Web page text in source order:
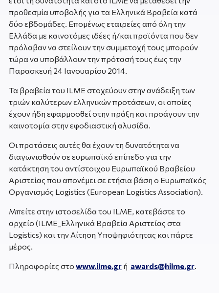
προθεσμία υποβολής για τα Ελληνικά Βραβεία κατά
δύο εβδομάδες. Επομένως εταιρείες από όλη την
Ελλάδα με καινοτόμες ιδέες ή/και προϊόντα που δεν
πρόλαβαν να στείλουν την συμμετοχή τους μπορούν
τώρα να υποβάλλουν την πρότασή τους έως την
Παρασκευή 24 Ιανουαρίου 2014.
Τα βραβεία του ILME στοχεύουν στην ανάδειξη των
τριών καλύτερων ελληνικών προτάσεων, οι οποίες
έχουν ήδη εφαρμοσθεί στην πράξη και προάγουν την
καινοτομία στην εφοδιαστική αλυσίδα.
Οι προτάσεις αυτές θα έχουν τη δυνατότητα να
διαγωνισθούν σε ευρωπαϊκό επίπεδο για την
κατάκτηση του αντίστοιχου Ευρωπαϊκού Βραβείου
Αριστείας που απονέμει σε ετήσια βάση ο Ευρωπαϊκός
Οργανισμός Logistics (European Logistics Association).
Μπείτε στην ιστοσελίδα του ILME, κατεβάστε το
αρχείο (ILME_Ελληνικά Βραβεία Αριστείας στα
Logistics) και την Αίτηση Υποψηφιότητας και πάρτε
μέρος.
Πληροφορίες στο www.ilme.grή awards@hilme.gr.